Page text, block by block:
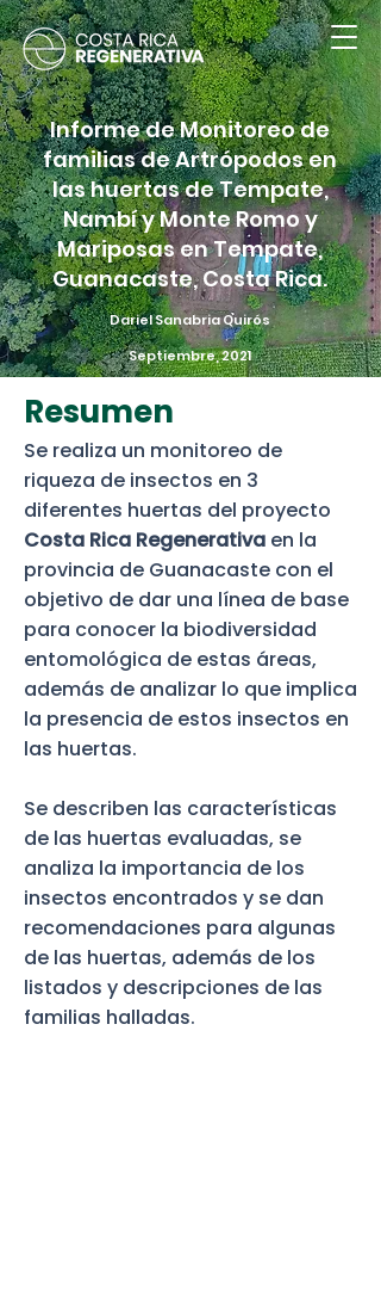
Informe de Monitoreo de
familias de Artrópodos en
las huertas de Tempate,
Nambí y Monte Romo y
Mariposas en Tempate,
Guanacaste, Costa Rica.
Dariel Sanabria Quirós
Septiembre, 2021
Resumen
Se realiza un monitoreo de
riqueza de insectos en 3
diferentes huertas del proyecto
Costa Rica Regenerativa en la
provincia de Guanacaste con el
objetivo de dar una línea de base
para conocer la biodiversidad
entomológica de estas áreas,
además de analizar lo que implica
la presencia de estos insectos en
las huertas.
Se describen las características
de las huertas evaluadas, se
analiza la importancia de los
insectos encontrados y se dan
recomendaciones para algunas
de las huertas, además de los
listados y descripciones de las
familias halladas.